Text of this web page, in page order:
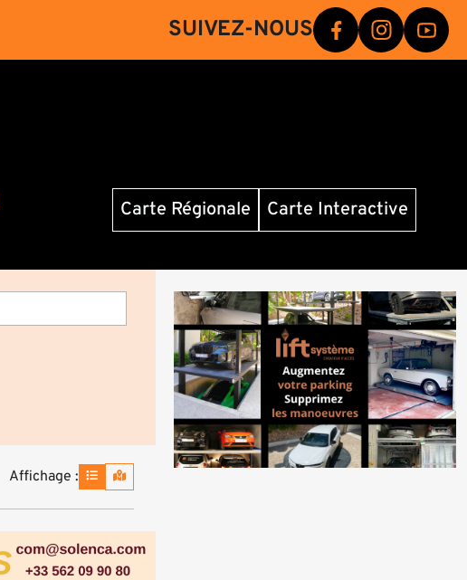
SUIVEZ-NOUS
Carte Régionale Carte Interactive
Affichage :